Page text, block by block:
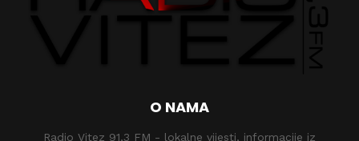
O NAMA
Radio Vitez 91,3 FM - lokalne vijesti, informacije iz